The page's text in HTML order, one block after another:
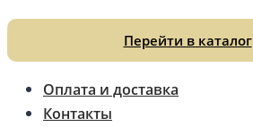
Перейти в каталог
Оплата и доставка
Контакты